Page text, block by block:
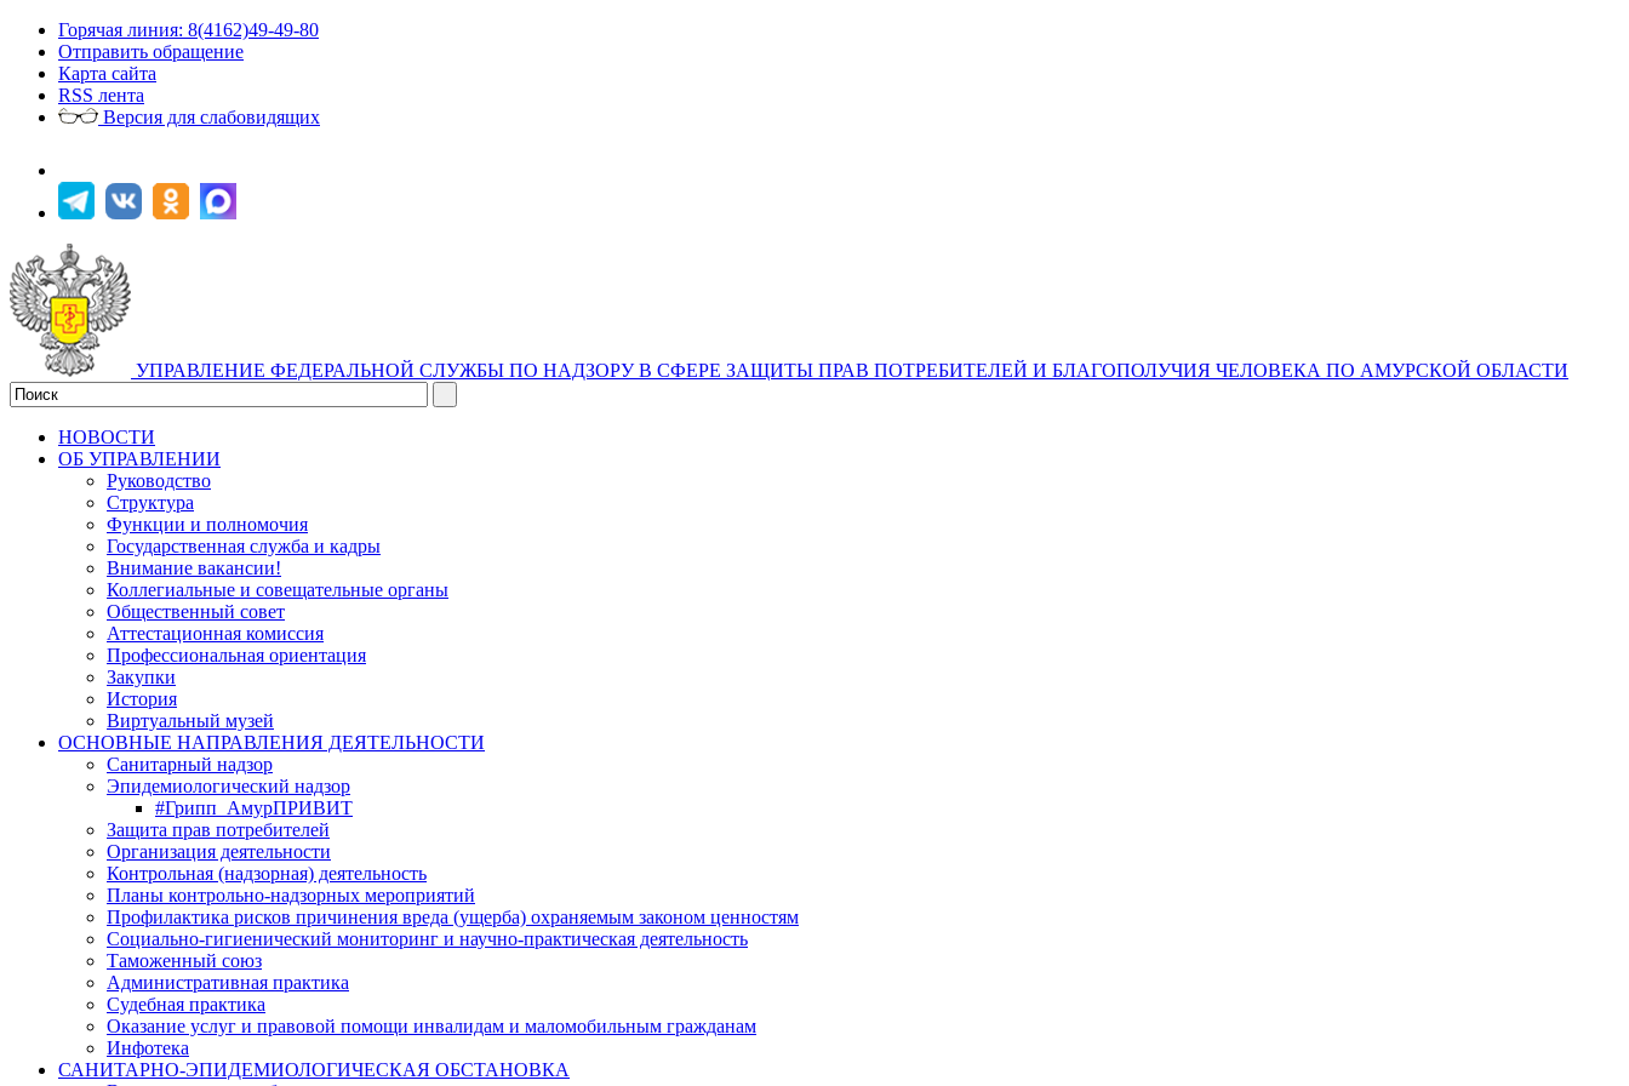
Горячая линия: 8(4162)49-49-80
Отправить обращение
Карта сайта
RSS лента
Версия для слабовидящих
УПРАВЛЕНИЕ ФЕДЕРАЛЬНОЙ СЛУЖБЫ ПО НАДЗОРУ В СФЕРЕ ЗАЩИТЫ ПРАВ ПОТРЕБИТЕЛЕЙ И БЛАГОПОЛУЧИЯ ЧЕЛОВЕКА ПО АМУРСКОЙ ОБЛАСТИ
НОВОСТИ
ОБ УПРАВЛЕНИИ
Руководство
Структура
Функции и полномочия
Государственная служба и кадры
Внимание вакансии!
Коллегиальные и совещательные органы
Общественный совет
Аттестационная комиссия
Профессиональная ориентация
Закупки
История
Виртуальный музей
ОСНОВНЫЕ НАПРАВЛЕНИЯ ДЕЯТЕЛЬНОСТИ
Санитарный надзор
Эпидемиологический надзор
#Грипп_АмурПРИВИТ
Защита прав потребителей
Организация деятельности
Контрольная (надзорная) деятельность
Планы контрольно-надзорных мероприятий
Профилактика рисков причинения вреда (ущерба) охраняемым законом ценностям
Социально-гигиенический мониторинг и научно-практическая деятельность
Таможенный союз
Административная практика
Судебная практика
Оказание услуг и правовой помощи инвалидам и маломобильным гражданам
Инфотека
САНИТАРНО-ЭПИДЕМИОЛОГИЧЕСКАЯ ОБСТАНОВКА